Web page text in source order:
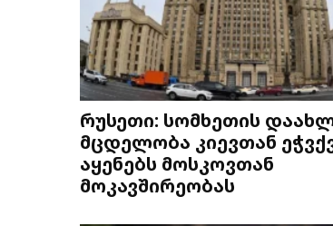
რუსეთი: სომხეთის
მცდელობა კიევთან
აყენებს მოსკოვთან
მოკავშირეობას